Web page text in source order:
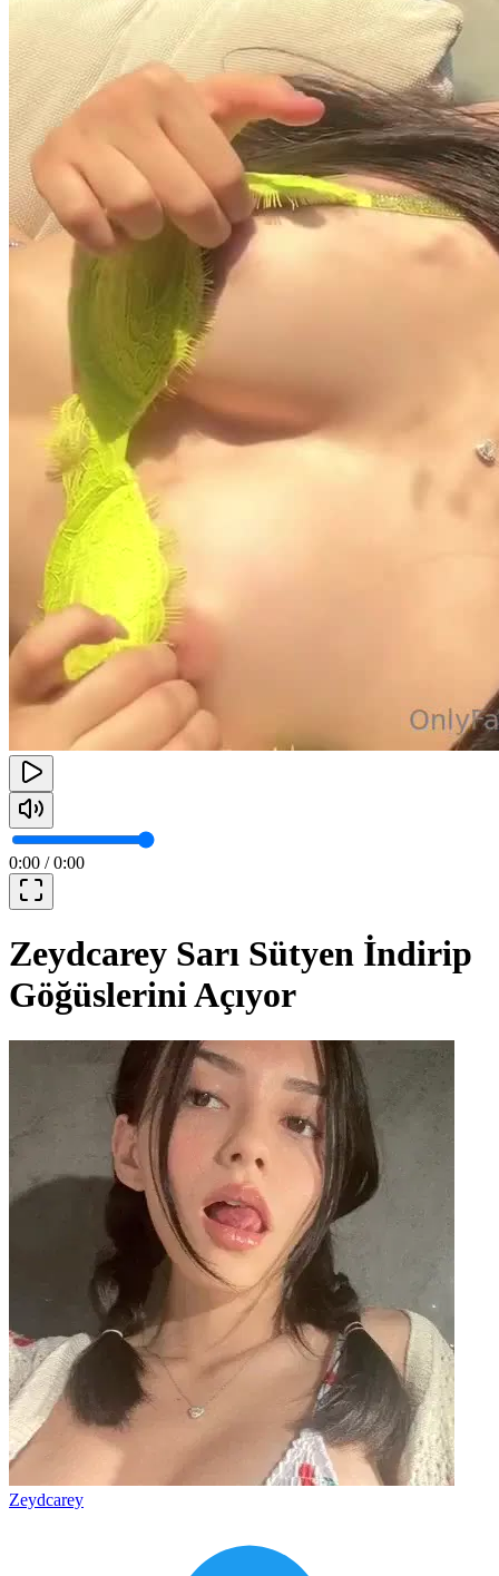
0:00 /0:00
Zeydcarey Sarı Sütyen İndirip
Göğüslerini Açıyor
Zeydcarey